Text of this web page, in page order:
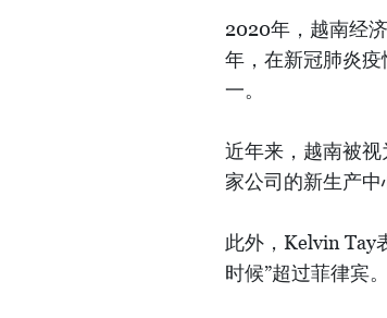
2020年，越南经
年，在新冠肺炎
一。
近年来，越南被
家公司的新生产中
此外，Kelvin Tay
时候”超过菲律宾。